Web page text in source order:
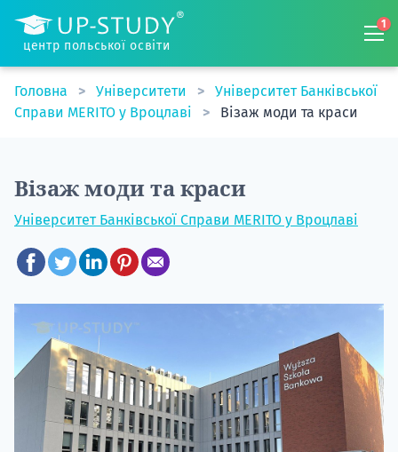
центр польської освіти
1
Головна Університети
Університет Банківської
Справи MERITO у Вроцлаві
Візаж моди та краси
Візаж моди та краси
Університет Банківської Справи MERITO у Вроцлаві